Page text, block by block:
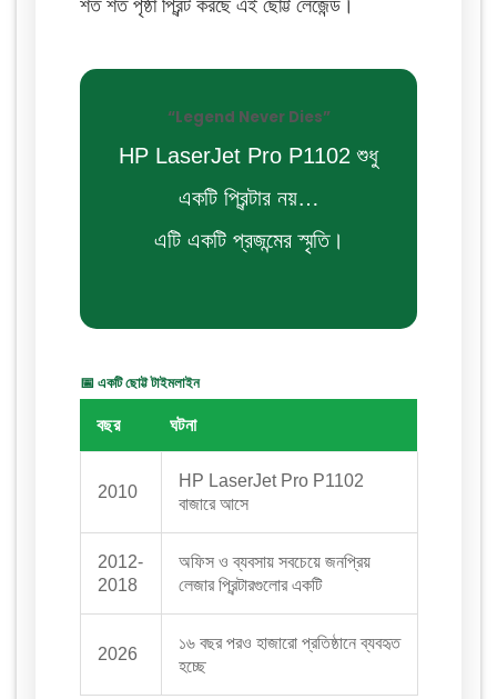
শত শত পৃষ্ঠা প্রিন্ট করছে এই ছোট্ট লেজেন্ড।
“Legend Never Dies”
HP LaserJet Pro P1102 শুধু
একটি প্রিন্টার নয়…
এটি একটি প্রজন্মের স্মৃতি।
📅 একটি ছোট্ট টাইমলাইন
বছর ঘটনা
2010
HP LaserJet Pro P1102
বাজারে আসে
2012-
2018
অফিস ও ব্যবসায় সবচেয়ে জনপ্রিয়
লেজার প্রিন্টারগুলোর একটি
2026
১৬ বছর পরও হাজারো প্রতিষ্ঠানে ব্যবহৃত
হচ্ছে